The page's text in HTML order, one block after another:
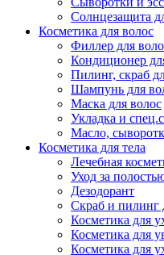
Солнцезащита
Косметика для волос
Филлер для
Кондиционер
Пилинг, скраб
Шампунь для
Маска для волос
Укладка и
Масло,
Косметика для тела
Лечебная
Уход за
Дезодорант
Скраб и пилинг
Косметика для
Косметика для
Косметика для